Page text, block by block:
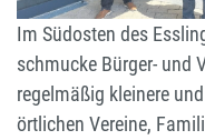
Im Südosten des
schmucke Bürger- und
regelmäßig kleinere
örtlichen Vereine,